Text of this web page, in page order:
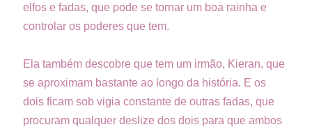
elfos e fadas, que pode se tornar um boa rainha e
controlar os poderes que tem.
Ela também descobre que tem um irmão, Kieran, que
se aproximam bastante ao longo da história. E os
dois ficam sob vigia constante de outras fadas, que
procuram qualquer deslize dos dois para que ambos